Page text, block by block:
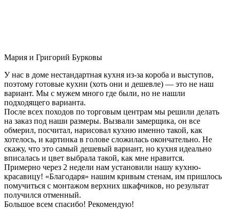
Мария и Григорий Бурковы
У нас в доме нестандартная кухня из-за короба и выступов,
поэтому готовые кухни (хоть они и дешевле) — это не наш
вариант. Мы с мужем много где были, но не нашли
подходящего варианта.
После всех походов по торговым центрам мы решили делать
на заказ под наши размеры. Вызвали замерщика, он все
обмерил, посчитал, нарисовал кухню именно такой, как
хотелось, и картинка в голове сложилась окончательно. Не
скажу, что это самый дешевый вариант, но кухня идеально
вписалась и цвет выбрала такой, как мне нравится.
Примерно через 2 недели нам установили нашу кухню-
красавицу! «Благодаря» нашим кривым стенам, им пришлось
помучиться с монтажом верхних шкафчиков, но результат
получился отменный.
Большое всем спасибо! Рекомендую!